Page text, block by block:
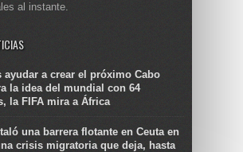
al instante.
ayudar a crear el próximo Cabo
la idea del mundial con 64
la FIFA mira a África
una barrera flotante en Ceuta en
crisis migratoria que deja, hasta